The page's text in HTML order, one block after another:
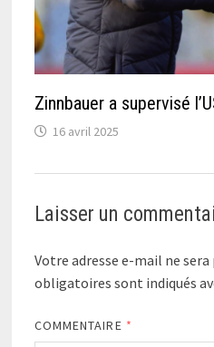
Zinnbauer a supervisé
16 avril 2025
Laisser un
Votre adresse e-mail ne sera
obligatoires sont indiqués
COMMENTAIRE *